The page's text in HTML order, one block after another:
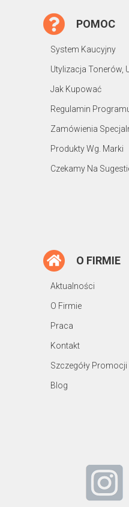
POMOC
System Kaucyjny
Utylizacja Tonerów,
Jak Kupować
Regulamin
Zamówienia
Produkty Wg. Marki
Czekamy Na
O FIRMIE
Aktualności
O Firmie
Praca
Kontakt
Szczegóły Promocji
Blog